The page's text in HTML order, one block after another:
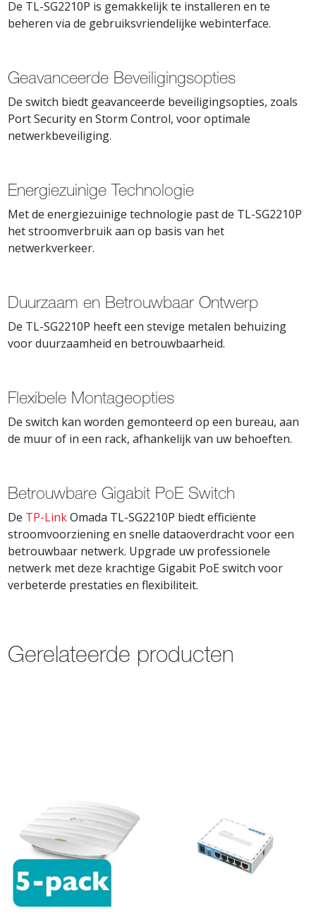
De TL-SG2210P is gemakkelijk te installeren en te
beheren via de gebruiksvriendelijke webinterface.
Geavanceerde Beveiligingsopties
De switch biedt geavanceerde beveiligingsopties, zoals
Port Security en Storm Control, voor optimale
netwerkbeveiliging.
Energiezuinige Technologie
Met de energiezuinige technologie past de TL-SG2210P
het stroomverbruik aan op basis van het
netwerkverkeer.
Duurzaam en Betrouwbaar Ontwerp
De TL-SG2210P heeft een stevige metalen behuizing
voor duurzaamheid en betrouwbaarheid.
Flexibele Montageopties
De switch kan worden gemonteerd op een bureau, aan
de muur of in een rack, afhankelijk van uw behoeften.
Betrouwbare Gigabit PoE Switch
De TP-LinkOmada TL-SG2210P biedt efficiënte
stroomvoorziening en snelle dataoverdracht voor een
betrouwbaar netwerk. Upgrade uw professionele
netwerk met deze krachtige Gigabit PoE switch voor
verbeterde prestaties en flexibiliteit.
Gerelateerde producten